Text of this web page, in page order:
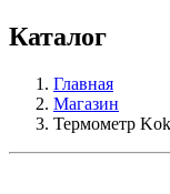
Каталог
Главная
Магазин
Термометр